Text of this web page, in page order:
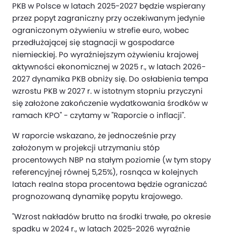
PKB w Polsce w latach 2025-2027 będzie wspierany
przez popyt zagraniczny przy oczekiwanym jedynie
ograniczonym ożywieniu w strefie euro, wobec
przedłużającej się stagnacji w gospodarce
niemieckiej. Po wyraźniejszym ożywieniu krajowej
aktywności ekonomicznej w 2025 r., w latach 2026-
2027 dynamika PKB obniży się. Do osłabienia tempa
wzrostu PKB w 2027 r. w istotnym stopniu przyczyni
się założone zakończenie wydatkowania środków w
ramach KPO" - czytamy w "Raporcie o inflacji".
W raporcie wskazano, że jednocześnie przy
założonym w projekcji utrzymaniu stóp
procentowych NBP na stałym poziomie (w tym stopy
referencyjnej równej 5,25%), rosnąca w kolejnych
latach realna stopa procentowa będzie ograniczać
prognozowaną dynamikę popytu krajowego.
"Wzrost nakładów brutto na środki trwałe, po okresie
spadku w 2024 r., w latach 2025-2026 wyraźnie